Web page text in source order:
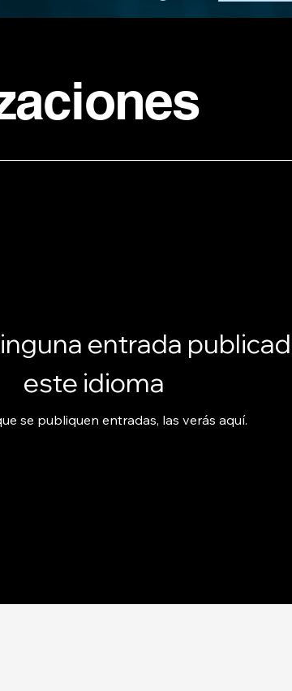
entrada
este idioma
se publiquen entradas, las verás aquí.